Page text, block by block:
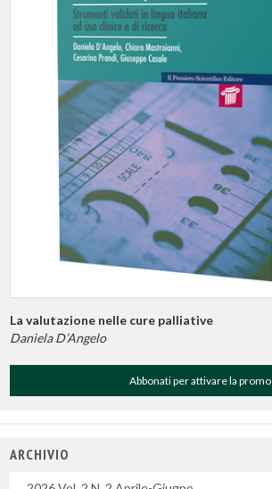
La valutazione nelle cure palliative
Daniela D’Angelo
Abbonati per attivare la promo
ARCHIVIO
Uscite